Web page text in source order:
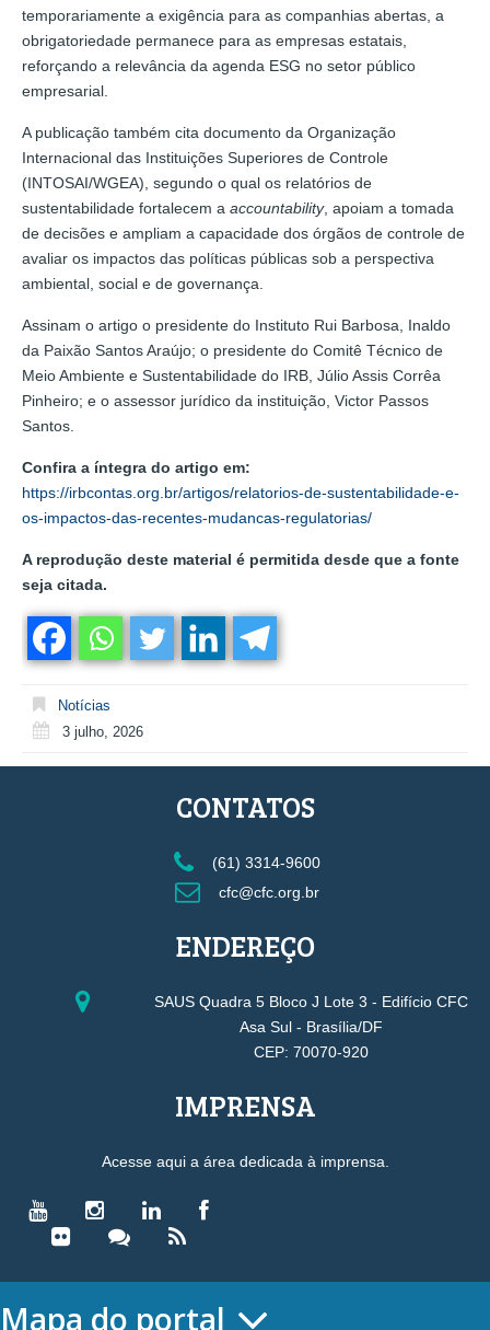
temporariamente a exigência para as companhias abertas, a
obrigatoriedade permanece para as empresas estatais,
reforçando a relevância da agenda ESG no setor público
empresarial.
A publicação também cita documento da Organização
Internacional das Instituições Superiores de Controle
(INTOSAI/WGEA), segundo o qual os relatórios de
sustentabilidade fortalecem a accountability, apoiam a tomada
de decisões e ampliam a capacidade dos órgãos de controle de
avaliar os impactos das políticas públicas sob a perspectiva
ambiental, social e de governança.
Assinam o artigo o presidente do Instituto Rui Barbosa, Inaldo
da Paixão Santos Araújo; o presidente do Comitê Técnico de
Meio Ambiente e Sustentabilidade do IRB, Júlio Assis Corrêa
Pinheiro; e o assessor jurídico da instituição, Victor Passos
Santos.
Confira a íntegra do artigo em:
https://irbcontas.org.br/artigos/relatorios-de-sustentabilidade-e-
os-impactos-das-recentes-mudancas-regulatorias/
A reprodução deste material é permitida desde que a fonte
seja citada.
Notícias
3 julho, 2026
CONTATOS
(61) 3314-9600
cfc@cfc.org.br
ENDEREÇO
SAUS Quadra 5 Bloco J Lote 3 - Edifício CFC
Asa Sul - Brasília/DF
CEP: 70070-920
IMPRENSA
Acesse aqui a área dedicada à imprensa.
Mapa do portal